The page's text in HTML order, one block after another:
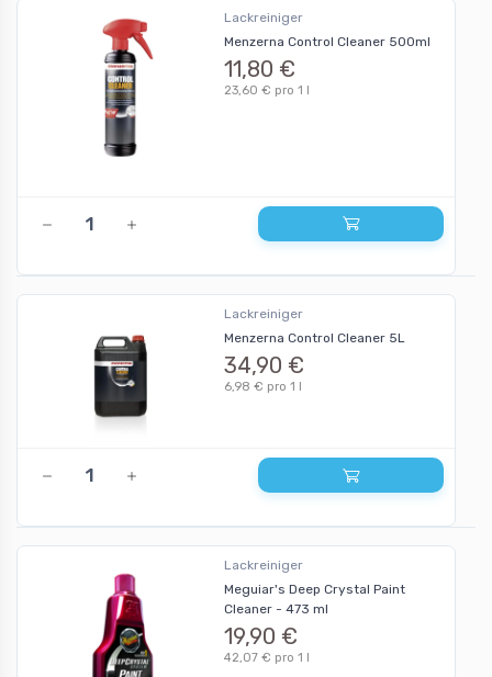
Lackreiniger
Menzerna Control Cleaner 500ml
11,80 €
23,60 € pro 1 l
Lackreiniger
Menzerna Control Cleaner 5L
34,90 €
6,98 € pro 1 l
Lackreiniger
Meguiar's Deep Crystal Paint
Cleaner - 473 ml
19,90 €
42,07 € pro 1 l